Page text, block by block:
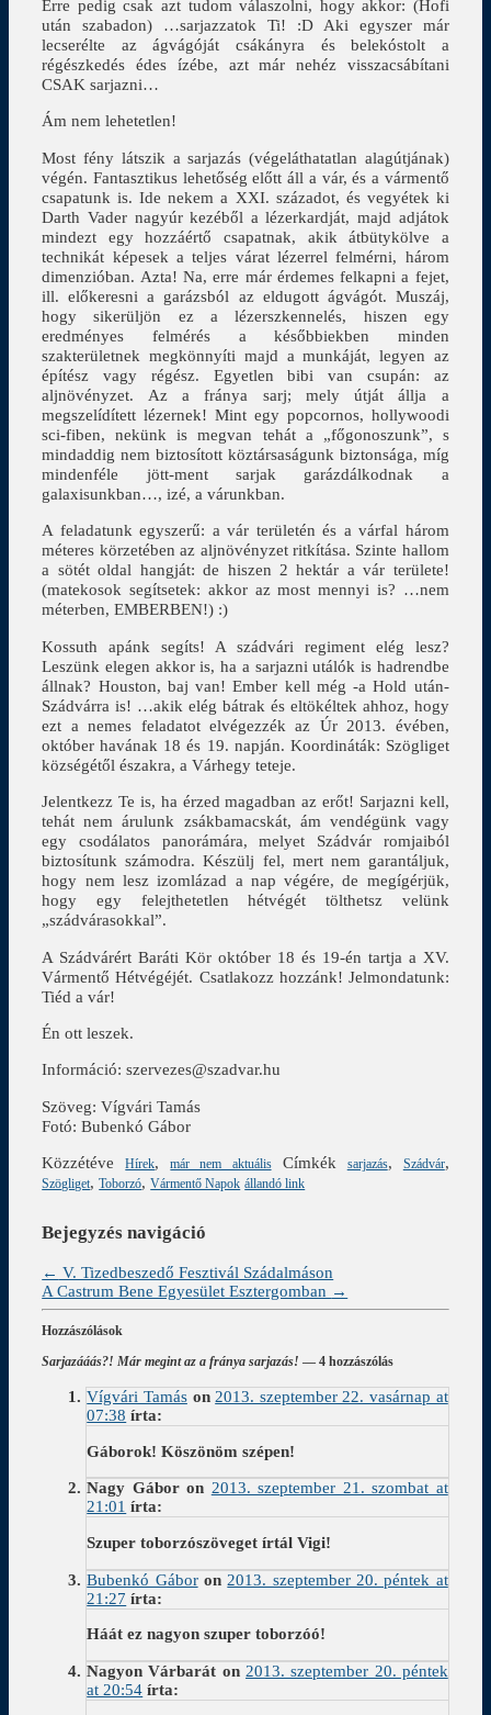
Erre pedig csak azt tudom válaszolni, hogy akkor: (Hofi
után szabadon) …sarjazzatok Ti! :D Aki egyszer már
lecserélte az ágvágóját csákányra és belekóstolt a
régészkedés édes ízébe, azt már nehéz visszacsábítani
CSAK sarjazni…
Ám nem lehetetlen!
Most fény látszik a sarjazás (végeláthatatlan alagútjának)
végén. Fantasztikus lehetőség előtt áll a vár, és a vármentő
csapatunk is. Ide nekem a XXI. századot, és vegyétek ki
Darth Vader nagyúr kezéből a lézerkardját, majd adjátok
mindezt egy hozzáértő csapatnak, akik átbütykölve a
technikát képesek a teljes várat lézerrel felmérni, három
dimenzióban. Azta! Na, erre már érdemes felkapni a fejet,
ill. előkeresni a garázsból az eldugott ágvágót. Muszáj,
hogy sikerüljön ez a lézerszkennelés, hiszen egy
eredményes felmérés a későbbiekben minden
szakterületnek megkönnyíti majd a munkáját, legyen az
építész vagy régész. Egyetlen bibi van csupán: az
aljnövényzet. Az a fránya sarj; mely útját állja a
megszelídített lézernek! Mint egy popcornos, hollywoodi
sci-fiben, nekünk is megvan tehát a „főgonoszunk”, s
mindaddig nem biztosított köztársaságunk biztonsága, míg
mindenféle jött-ment sarjak garázdálkodnak a
galaxisunkban…, izé, a várunkban.
A feladatunk egyszerű: a vár területén és a várfal három
méteres körzetében az aljnövényzet ritkítása. Szinte hallom
a sötét oldal hangját: de hiszen 2 hektár a vár területe!
(matekosok segítsetek: akkor az most mennyi is? …nem
méterben, EMBERBEN!) :)
Kossuth apánk segíts! A szádvári regiment elég lesz?
Leszünk elegen akkor is, ha a sarjazni utálók is hadrendbe
állnak? Houston, baj van! Ember kell még -a Hold után-
Szádvárra is! …akik elég bátrak és eltökéltek ahhoz, hogy
ezt a nemes feladatot elvégezzék az Úr 2013. évében,
október havának 18 és 19. napján. Koordináták: Szögliget
községétől északra, a Várhegy teteje.
Jelentkezz Te is, ha érzed magadban az erőt! Sarjazni kell,
tehát nem árulunk zsákbamacskát, ám vendégünk vagy
egy csodálatos panorámára, melyet Szádvár romjaiból
biztosítunk számodra. Készülj fel, mert nem garantáljuk,
hogy nem lesz izomlázad a nap végére, de megígérjük,
hogy egy felejthetetlen hétvégét tölthetsz velünk
„szádvárasokkal”.
A Szádvárért Baráti Kör október 18 és 19-én tartja a XV.
Vármentő Hétvégéjét. Csatlakozz hozzánk! Jelmondatunk:
Tiéd a vár!
Én ott leszek.
Információ: szervezes@szadvar.hu
Szöveg: Vígvári Tamás
Fotó: Bubenkó Gábor
Közzétéve
Hírek,már nem aktuális Címkék sarjazás, Szádvár,
Szögliget,Toborzó,Vármentő Napok állandó link
Bejegyzés navigáció
← V. Tizedbeszedő Fesztivál Szádalmáson
A Castrum Bene Egyesület Esztergomban →
Hozzászólások
Sarjazááás?! Már megint az a fránya sarjazás! — 4 hozzászólás
Vígvári Tamáson 2013. szeptember 22. vasárnap at
07:38 írta:
Gáborok! Köszönöm szépen!
Nagy Gáboron 2013. szeptember 21. szombat at
21:01 írta:
Szuper toborzószöveget írtál Vigi!
Bubenkó Gáboron 2013. szeptember 20. péntek at
21:27 írta:
Háát ez nagyon szuper toborzóó!
Nagyon Várbarát on 2013. szeptember 20. péntek
at 20:54 írta: